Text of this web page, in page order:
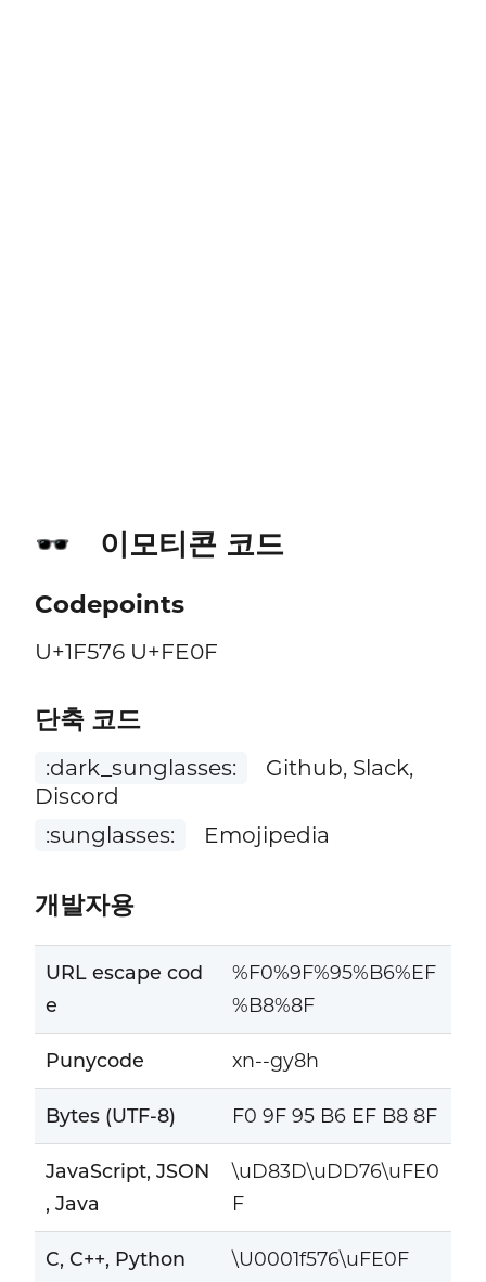
🕶️ 이모티콘 코드
Codepoints
U+1F576 U+FE0F
단축 코드
:dark_sunglasses:
Github, Slack,
Discord
:sunglasses:
Emojipedia
개발자용
URL escape cod
e
%F0%9F%95%B6%EF
%B8%8F
Punycode xn--gy8h
Bytes (UTF-8) F0 9F 95 B6 EF B8 8F
JavaScript, JSON
, Java
\uD83D\uDD76\uFE0
F
C, C++, Python \U0001f576\uFE0F